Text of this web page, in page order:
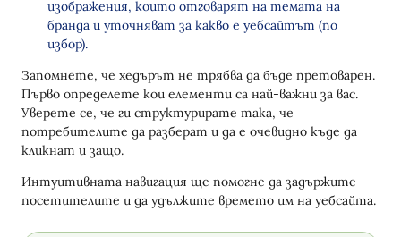
изображения, които отговарят на темата на
бранда и уточняват за какво е уебсайтът (по
избор).
Запомнете, че хедърът не трябва да бъде претоварен.
Първо определете кои елементи са най-важни за вас.
Уверете се, че ги структурирате така, че
потребителите да разберат и да е очевидно къде да
кликнат и защо.
Интуитивната навигация ще помогне да задържите
посетителите и да удължите времето им на уебсайта.